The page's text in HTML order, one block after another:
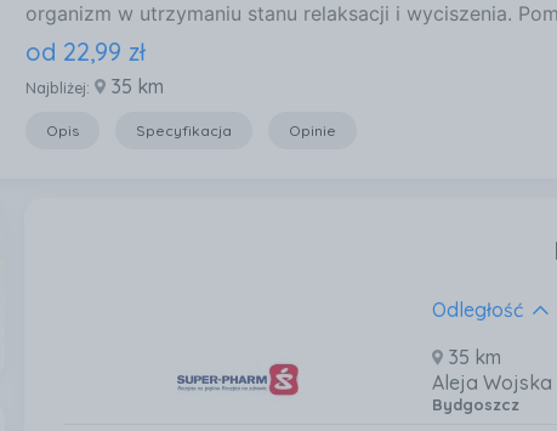
organizm w utrzymaniu stanu relaksacji i wyciszenia.
od 22,99 zł
Najbliżej: 35 km
Opis Specyfikacja Opinie
Odległość
35 km
Aleja Wojska
Bydgoszcz